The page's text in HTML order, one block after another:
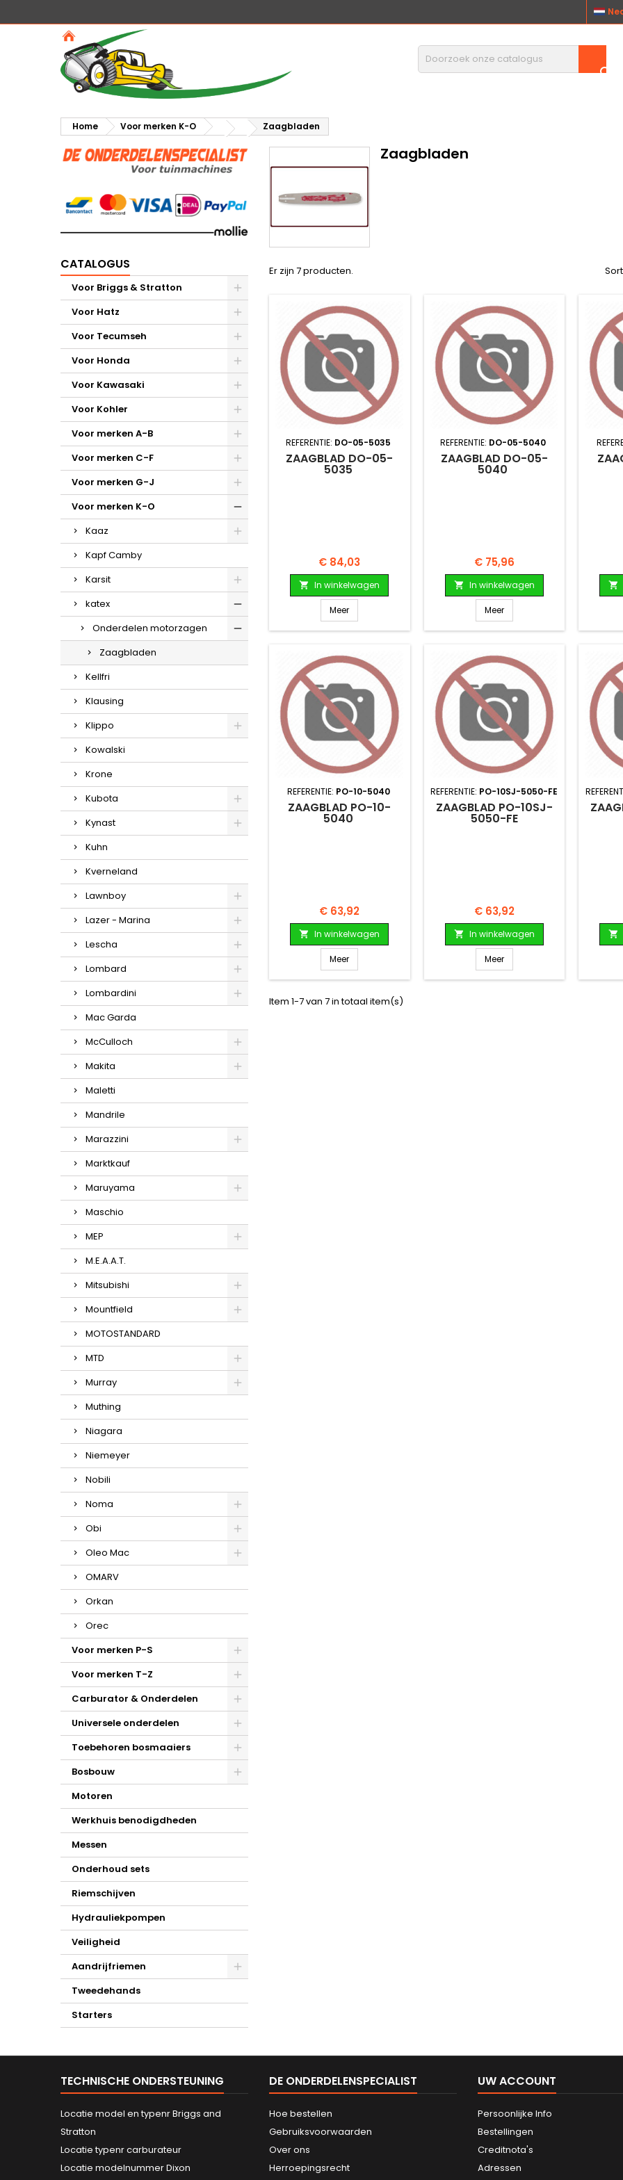

Home Voor merken K-O Zaagbladen
CATALOGUS
Voor Briggs & Stratton
Voor Hatz
Voor Tecumseh
Voor Honda
Voor Kawasaki
Voor Kohler
Voor merken A-B
Voor merken C-F
Voor merken G-J
Voor merken K-O
Kaaz
Kapf Camby
Karsit
katex
Onderdelen motorzagen
Zaagbladen
Kellfri
Klausing
Klippo
Kowalski
Krone
Kubota
Kynast
Kuhn
Kverneland
Lawnboy
Lazer - Marina
Lescha
Lombard
Lombardini
Mac Garda
McCulloch
Makita
Maletti
Mandrile
Marazzini
Marktkauf
Maruyama
Maschio
MEP
M.E.A.A.T.
Mitsubishi
Mountfield
MOTOSTANDARD
MTD
Murray
Muthing
Niagara
Niemeyer
Nobili
Noma
Obi
Oleo Mac
OMARV
Orkan
Orec
Voor merken P-S
Voor merken T-Z
Carburator & Onderdelen
Universele onderdelen
Toebehoren bosmaaiers
Bosbouw
Motoren
Werkhuis benodigdheden
Messen
Onderhoud sets
Riemschijven
Hydrauliekpompen
Veiligheid
Aandrijfriemen
Tweedehands
Starters
Zaagbladen
Er zijn 7 producten.
REFERENTIE: DO-05-5035
ZAAGBLAD DO-05-
5035
Prijs
€ 84,03
 In winkelwagen
Meer
REFERENTIE: DO-05-5040
ZAAGBLAD DO-05-
5040
Prijs
€ 75,96
 In winkelwagen
Meer

REFERENTIE: PO-10-5040
ZAAGBLAD PO-10-
5040
Prijs
€ 63,92
 In winkelwagen
Meer
REFERENTIE: PO-10SJ-5050-FE
ZAAGBLAD PO-10SJ-
5050-FE
Prijs
€ 63,92
 In winkelwagen
Meer

Item 1-7 van 7 in totaal item(s)
TECHNISCHE ONDERSTEUNING
Locatie model en typenr Briggs and
Stratton
Locatie typenr carburateur
Locatie modelnummer Dixon
DE ONDERDELENSPECIALIST
Hoe bestellen
Gebruiksvoorwaarden
Over ons
Herroepingsrecht
UW ACCOUNT
Persoonlijke Info
Bestellingen
Creditnota's
Adressen